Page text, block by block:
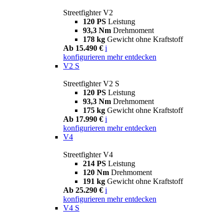
Streetfighter V2
120 PS Leistung
93,3 Nm Drehmoment
178 kg Gewicht ohne Kraftstoff
Ab 15.490 € i
konfigurieren mehr entdecken
V2 S
Streetfighter V2 S
120 PS Leistung
93,3 Nm Drehmoment
175 kg Gewicht ohne Kraftstoff
Ab 17.990 € i
konfigurieren mehr entdecken
V4
Streetfighter V4
214 PS Leistung
120 Nm Drehmoment
191 kg Gewicht ohne Kraftstoff
Ab 25.290 € i
konfigurieren mehr entdecken
V4 S